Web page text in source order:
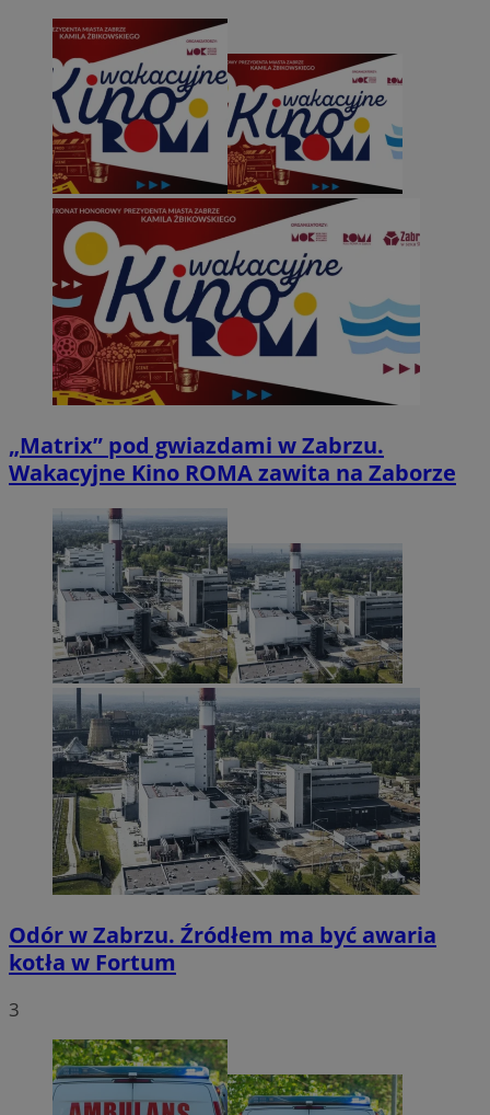
„Matrix” pod gwiazdami w Zabrzu.
Wakacyjne Kino ROMA zawita na Zaborze
Odór w Zabrzu. Źródłem ma być awaria
kotła w Fortum
3